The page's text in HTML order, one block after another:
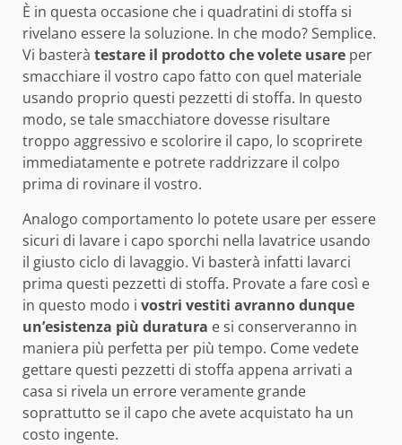
È in questa occasione che i quadratini di stoffa si
rivelano essere la soluzione. In che modo? Semplice.
Vi basterà testare il prodotto che volete usare per
smacchiare il vostro capo fatto con quel materiale
usando proprio questi pezzetti di stoffa. In questo
modo, se tale smacchiatore dovesse risultare
troppo aggressivo e scolorire il capo, lo scoprirete
immediatamente e potrete raddrizzare il colpo
prima di rovinare il vostro.
Analogo comportamento lo potete usare per essere
sicuri di lavare i capo sporchi nella lavatrice usando
il giusto ciclo di lavaggio. Vi basterà infatti lavarci
prima questi pezzetti di stoffa. Provate a fare così e
in questo modo i vostri vestiti avranno dunque
un’esistenza più duratura e si conserveranno in
maniera più perfetta per più tempo. Come vedete
gettare questi pezzetti di stoffa appena arrivati a
casa si rivela un errore veramente grande
soprattutto se il capo che avete acquistato ha un
costo ingente.